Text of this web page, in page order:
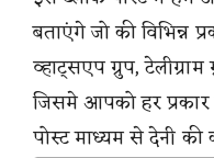
बताएंगे जो की विभिन्न
व्हाट्सएप ग्रुप,
जिसमे आपको हर
पोस्ट माध्यम से देनी